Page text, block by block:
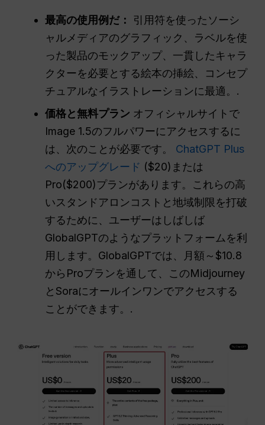
最高の使用例だ：
引用符を使ったソーシ
ャルメディアのグラフィック、ラベルを使
った製品のモックアップ、一貫したキャラ
クターを必要とする絵本の挿絵、コンセプ
チュアルなイラストレーションに最適。.
価格と無料プラン オフィシャルサイトで
Image 1.5のフルパワーにアクセスするに
は、次のことが必要です。 ChatGPT Plus
へのアップグレード ($20)または
Pro($200)プランがあります。これらの高
いスタンドアロンコストと地域制限を打破
するために、ユーザーはしばしば
GlobalGPTのようなプラットフォームを利
用します。GlobalGPTでは、月額～$10.8
からProプランを通して、このMidjourney
とSoraにオールインワンでアクセスする
ことができます。.